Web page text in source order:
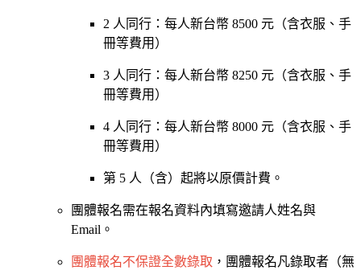
2 人同行：每人新台幣 8500 元（含衣服、手
冊等費用）
3 人同行：每人新台幣 8250 元（含衣服、手
冊等費用）
4 人同行：每人新台幣 8000 元（含衣服、手
冊等費用）
第 5 人（含）起將以原價計費。
團體報名需在報名資料內填寫邀請人姓名與
Email。
團體報名不保證全數錄取 ，團體報名凡錄取者（無